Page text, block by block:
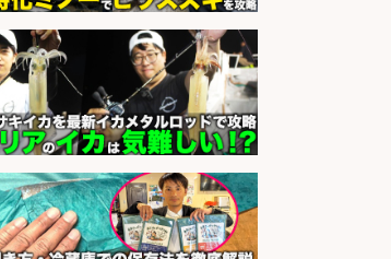
さらに求人情報を見る